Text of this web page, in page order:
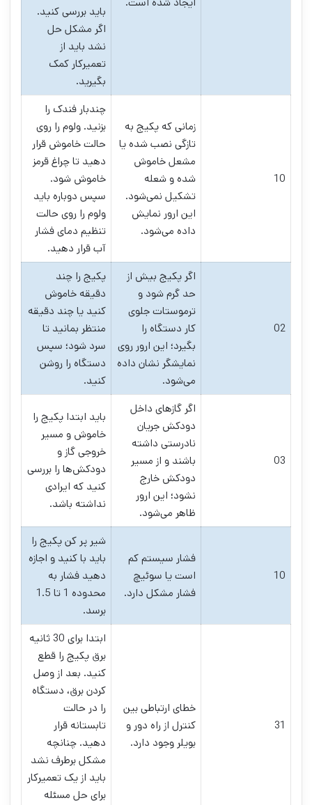
باید بررسی کنید.
اگر مشکل حل
نشد باید از
تعمیرکار کمک
بگیرید.
10
زمانی که پکیج به
تازگی نصب شده یا
مشعل خاموش
شده و شعله
تشکیل نمی‌شود.
این ارور نمایش
داده می‌شود.
چندبار فندک را
بزنید. ولوم را روی
حالت خاموش قرار
دهید تا چراغ قرمز
خاموش شود.
سپس دوباره باید
ولوم را روی حالت
تنظیم دمای فشار
آب قرار دهید.
02
اگر پکیج بیش از
حد گرم شود و
ترموستات جلوی
کار دستگاه را
بگیرد؛ این ارور روی
نمایشگر نشان داده
می‌شود.
پکیج را چند
دقیقه خاموش
کنید یا چند دقیقه
منتظر بمانید تا
سرد شود؛ سپس
دستگاه را روشن
کنید.
03
اگر گازهای داخل
دودکش جریان
نادرستی داشته
باشند و از مسیر
دودکش خارج
نشود؛ این ارور
ظاهر می‌شود.
باید ابتدا پکیج را
خاموش و مسیر
خروجی گاز و
دودکش‌ها را بررسی
کنید که ایرادی
نداشته باشد.
10
فشار سیستم کم
است یا سوئیچ
فشار مشکل دارد.
شیر پر کن پکیج را
باید با کنید و اجازه
دهید فشار به
محدوده 1 تا 1.5
برسد.
31
خطای ارتباطی بین
کنترل از راه دور و
بویلر وجود دارد.
ابتدا برای 30 ثانیه
برق پکیج را قطع
کنید. بعد از وصل
کردن برق، دستگاه
را در حالت
تابستانه قرار
دهید. چنانچه
مشکل برطرف نشد
باید از یک تعمیرکار
برای حل مسئله